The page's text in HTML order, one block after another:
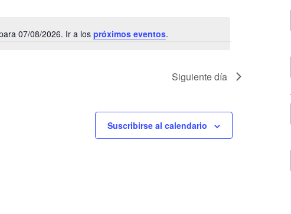
Aviso
07/08/2026. Ir a los próximos eventos.
e
a
i
ó
g
i
n
Siguiente día
Suscribirse al calendario